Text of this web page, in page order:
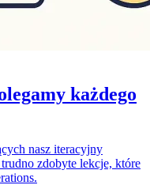
każdego
nasz iteracyjny
zdobyte lekcje, które